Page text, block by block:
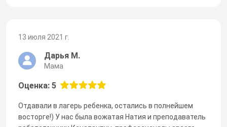
13 июля 2021 г.
Дарья М.
Мама
Оценка: 5
Отдавали в лагерь ребенка, остались в полнейшем
восторге!) У нас была вожатая Натия и преподаватель